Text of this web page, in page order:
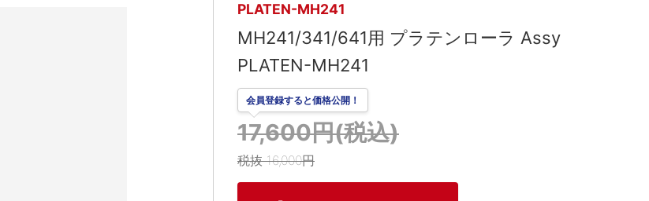
PLATEN-MH241
MH241/341/641用 プラテンローラ Assy
PLATEN-MH241
17,600円(税込)
会員登録すると価格公開！
税抜 16,000円